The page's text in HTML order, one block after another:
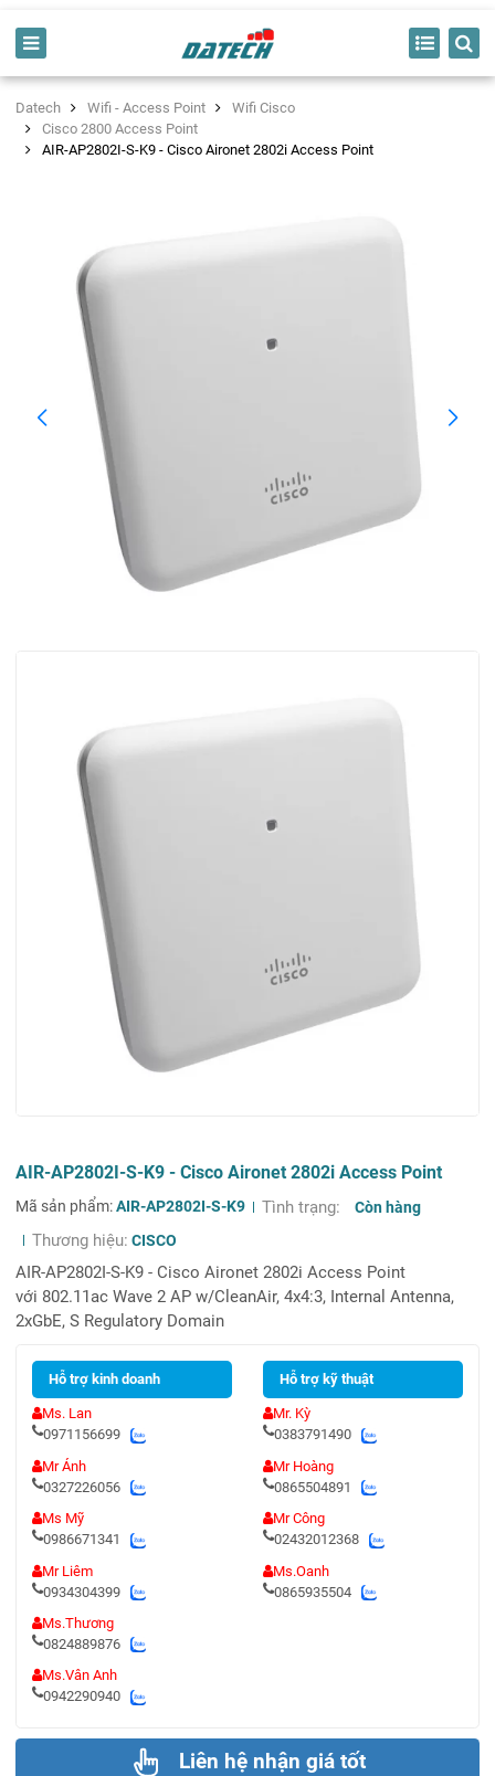
Datech Wifi - Access Point
Wifi Cisco
Cisco 2800 Access Point
AIR-AP2802I-S-K9 - Cisco Aironet 2802i Access Point
AIR-AP2802I-S-K9 - Cisco Aironet 2802i Access Point
Mã sản phẩm:AIR-AP2802I-S-K9 Tình trạng: Còn hàng
Thương hiệu: CISCO
AIR-AP2802I-S-K9 - Cisco Aironet 2802i Access Point
với 802.11ac Wave 2 AP w/CleanAir, 4x4:3, Internal Antenna,
2xGbE, S Regulatory Domain
Hỗ trợ kinh doanh
Ms. Lan
0971156699
Mr Ánh
0327226056
Ms Mỹ
0986671341
Mr Liêm
0934304399
Ms.Thương
0824889876
Ms.Vân Anh
0942290940
Hỗ trợ kỹ thuật
Mr. Kỳ
0383791490
Mr Hoàng
0865504891
Mr Công
02432012368
Ms.Oanh
0865935504
Liên hệ nhận giá tốt